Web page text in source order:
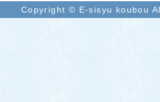
Copyright © E-sisyu koubou